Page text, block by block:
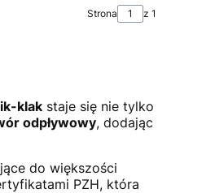
Strona z 1
klak staje się nie tylko
odpływowy, dodając
do większości
PZH, która